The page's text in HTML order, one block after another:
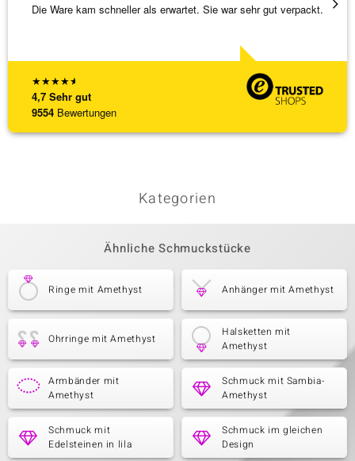
★★★★★
4,7 Sehr gut
9554 Bewertungen
Die Ware kam schneller als erwartet. Sie war sehr gut verpackt. Alles
Kategorien
Ähnliche Schmuckstücke
Ringe mit Amethyst Anhänger mit Amethyst
Ohrringe mit Amethyst
Halsketten mit
Amethyst
Armbänder mit
Amethyst
Schmuck mit Sambia-
Amethyst
Schmuck mit
Edelsteinen in lila
Schmuck im gleichen
Design